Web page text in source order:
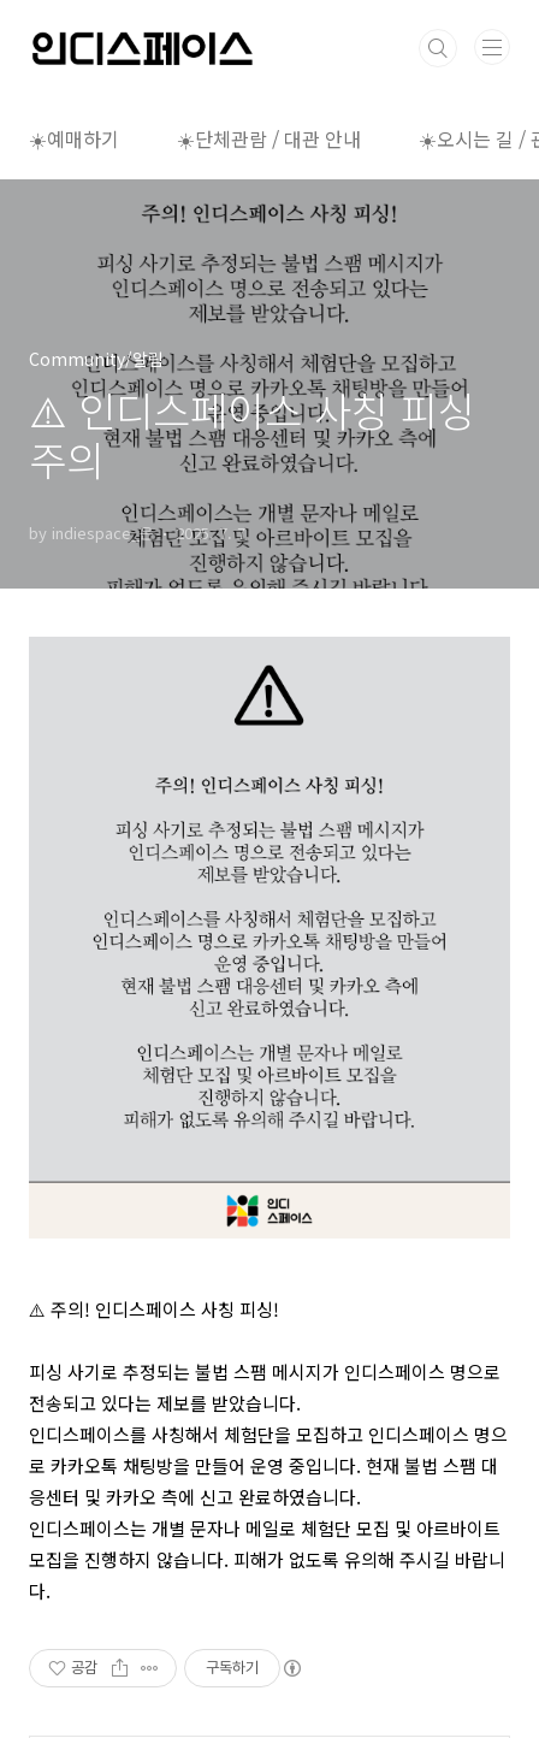
☀️예매하기 ☀️단체관람 / 대관 안내 ☀️오시는 길 /
Community/알림
⚠️ 인디스페이스 사칭 피싱
주의
by indiespace_은 2025. 7. 7.
⚠️ 주의! 인디스페이스 사칭 피싱!
피싱 사기로 추정되는 불법 스팸 메시지가 인디스페이스 명으로
전송되고 있다는 제보를 받았습니다.
인디스페이스를 사칭해서 체험단을 모집하고 인디스페이스 명으
로 카카오톡 채팅방을 만들어 운영 중입니다. 현재 불법 스팸 대
응센터 및 카카오 측에 신고 완료하였습니다.
인디스페이스는 개별 문자나 메일로 체험단 모집 및 아르바이트
모집을 진행하지 않습니다. 피해가 없도록 유의해 주시길 바랍니
다.
공감 구독하기